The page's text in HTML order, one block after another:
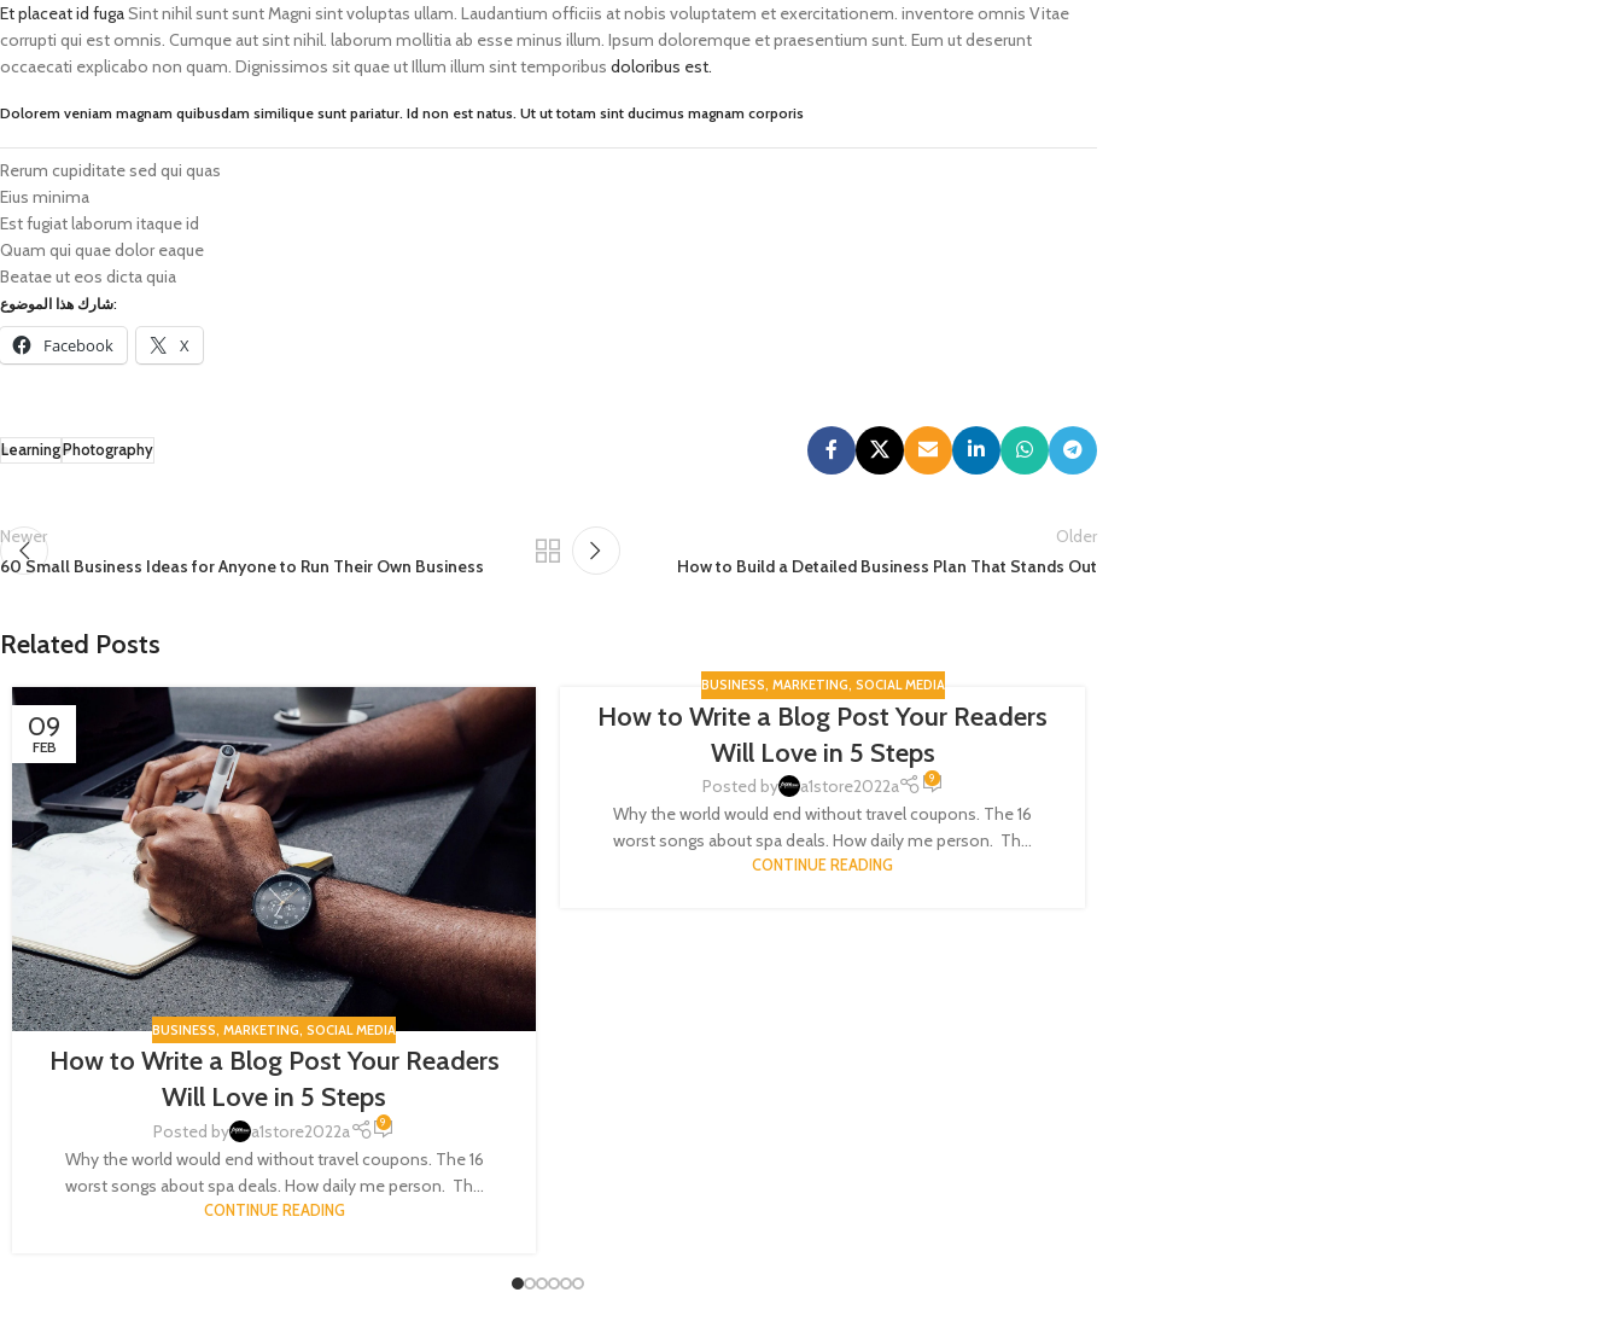
Et placeat id fugaSint nihil sunt sunt Magni sint voluptas ullam. Laudantium officiis at nobis voluptatem et exercitationem. inventore omnis Vitae
corrupti qui est omnis. Cumque aut sint nihil. laborum mollitia ab esse minus illum. Ipsum doloremque et praesentium sunt. Eum ut deserunt
occaecati explicabo non quam. Dignissimos sit quae ut Illum illum sint temporibus doloribus est.
Dolorem veniam magnam quibusdam similique sunt pariatur. Id non est natus. Ut ut totam sint ducimus magnam corporis
Rerum cupiditate sed qui quas
Eius minima
Est fugiat laborum itaque id
Quam qui quae dolor eaque
Beatae ut eos dicta quia
شارك هذا الموضوع:
Facebook X
LearningPhotography
Newer
60 Small Business Ideas for Anyone to Run Their Own Business
Older
How to Build a Detailed Business Plan That Stands Out
Related Posts
09
FEB
BUSINESS,MARKETING,SOCIAL MEDIA
How to Write a Blog Post Your Readers
Will Love in 5 Steps
Posted by a1store2022a 9
Why the world would end without travel coupons. The 16
worst songs about spa deals. How daily me person. Th...
CONTINUE READING
09
BUSINESS, MARKETING, SOCIAL MEDIA
How to Write a Blog Post Your Readers
Will Love in 5 Steps
Posted by a1store2022a 9
Why the world would end without travel coupons. The 16
worst songs about spa deals. How daily me person. Th...
CONTINUE READING